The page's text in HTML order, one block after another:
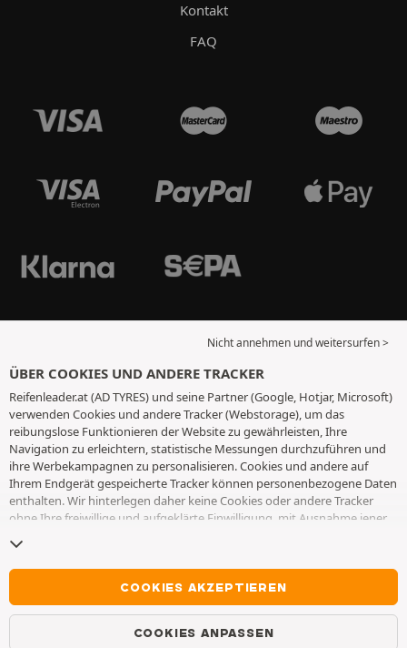
Kontakt
FAQ
Nicht annehmen und weitersurfen >
ÜBER COOKIES UND ANDERE TRACKER
Reifenleader.at (AD TYRES) und seine Partner (Google, Hotjar, Microsoft)
verwenden Cookies und andere Tracker (Webstorage), um das
reibungslose Funktionieren der Website zu gewährleisten, Ihre
Navigation zu erleichtern, statistische Messungen durchzuführen und
ihre Werbekampagnen zu personalisieren. Cookies und andere auf
Ihrem Endgerät gespeicherte Tracker können personenbezogene Daten
enthalten. Wir hinterlegen daher keine Cookies oder andere Tracker
ohne Ihre freiwillige und aufgeklärte Einwilligung, mit Ausnahme jener,
Auswahl für einen Zeitraum von 6 Monaten. Sie können Ihre
Einwilligung jederzeit widerrufen, indem Sie die WebseiteCookies und
besuchen. Sie haben die Möglichkeit, Ihre Navigation
fortzusetzen, ohne die Hinterlegung von Cookies oder anderen
Trackern zu akzeptieren. Die Ablehnung hat keinen Einfluss auf Ihren
Zugriff zu den angebotenen Dienstleistungen AD TYRES. Weitere
COOKIES AKZEPTIEREN
COOKIES ANPASSEN